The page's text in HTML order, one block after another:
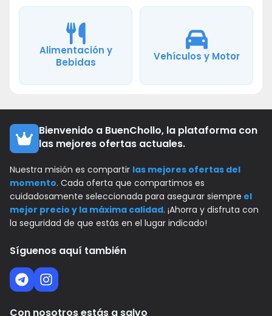
Alimentación y
Bebidas
Vehículos y Motor
Bienvenido a BuenChollo, la plataforma con
las mejores ofertas actuales.
Nuestra misión es compartir las mejores ofertas del
momento. Cada oferta que compartimos es
cuidadosamente seleccionada para asegurar siempre el
mejor precio y la máxima calidad. ¡Ahorra y disfruta con
la seguridad de que estás en el lugar indicado!
Síguenos aquí también
Con nosotros estás a salvo